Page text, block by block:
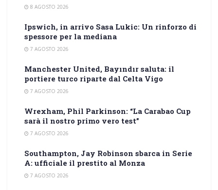
8 AGOSTO 2026
Ipswich, in arrivo Sasa Lukic: Un rinforzo di
spessore per la mediana
7 AGOSTO 2026
Manchester United, Bayındır saluta: il
portiere turco riparte dal Celta Vigo
7 AGOSTO 2026
Wrexham, Phil Parkinson: “La Carabao Cup
sarà il nostro primo vero test”
7 AGOSTO 2026
Southampton, Jay Robinson sbarca in Serie
A: ufficiale il prestito al Monza
7 AGOSTO 2026